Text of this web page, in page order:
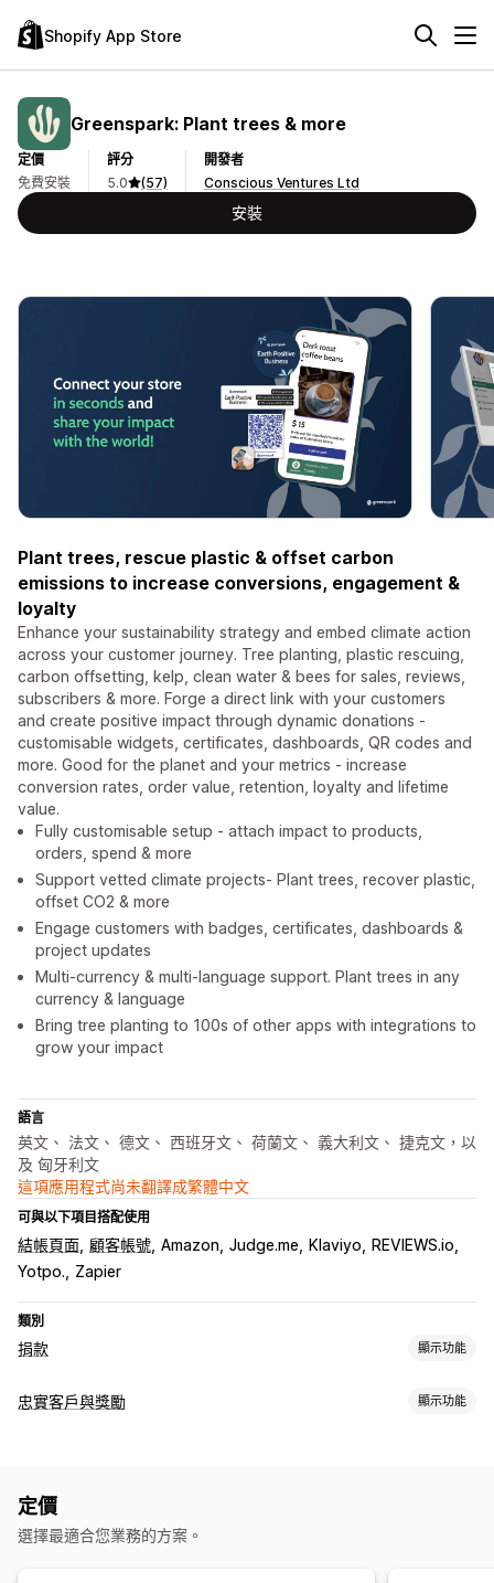
Shopify App Store
Greenspark: Plant trees & more
定價
免費安裝
評分
5.0
(57)
開發者
Conscious Ventures Ltd
安裝
Plant trees, rescue plastic & offset carbon
emissions to increase conversions, engagement &
loyalty
Enhance your sustainability strategy and embed climate action
across your customer journey. Tree planting, plastic rescuing,
carbon offsetting, kelp, clean water & bees for sales, reviews,
subscribers & more. Forge a direct link with your customers
and create positive impact through dynamic donations -
customisable widgets, certificates, dashboards, QR codes and
more. Good for the planet and your metrics - increase
conversion rates, order value, retention, loyalty and lifetime
value.
Fully customisable setup - attach impact to products,
orders, spend & more
Support vetted climate projects- Plant trees, recover plastic,
offset CO2 & more
Engage customers with badges, certificates, dashboards &
project updates
Multi-currency & multi-language support. Plant trees in any
currency & language
Bring tree planting to 100s of other apps with integrations to
grow your impact
語言
英文、 法文、 德文、 西班牙文、 荷蘭文、 義大利文、 捷克文，以
及 匈牙利文
這項應用程式尚未翻譯成繁體中文
可與以下項目搭配使用
結帳頁面 顧客帳號 Amazon Judge.me Klaviyo
REVIEWS.io
Yotpo.
Zapier
類別
捐款 顯示功能
公益贊助類型
自動處理
社群分享 影響力追蹤 分析
忠實客戶與獎勵 顯示功能
定價
選擇最適合您業務的方案。